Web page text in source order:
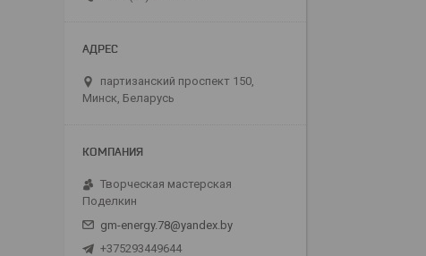
партизанский проспект 150,
Минск, Беларусь
Творческая мастерская
Поделкин
gm-energy.78@yandex.by
+375293449644